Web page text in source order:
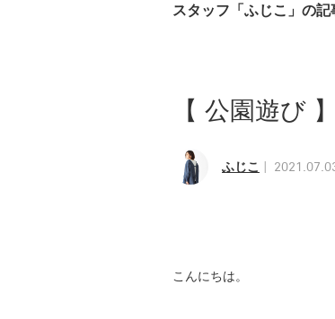
スタッフ「ふじこ」の記
【 公園遊び
ふじこ
こんにちは。